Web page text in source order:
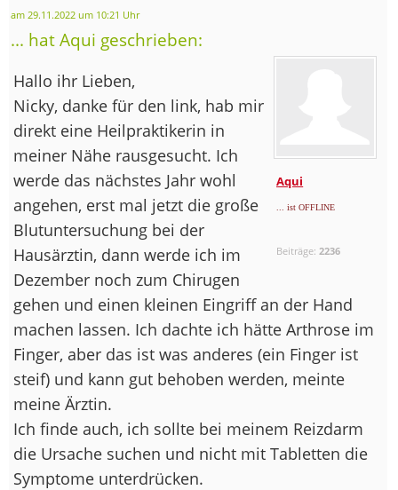
am 29.11.2022 um 10:21 Uhr
... hat Aqui geschrieben:
Aqui
... ist OFFLINE
Beiträge: 2236
Hallo ihr Lieben,
Nicky, danke für den link, hab mir
direkt eine Heilpraktikerin in
meiner Nähe rausgesucht. Ich
werde das nächstes Jahr wohl
angehen, erst mal jetzt die große
Blutuntersuchung bei der
Hausärztin, dann werde ich im
Dezember noch zum Chirugen
gehen und einen kleinen Eingriff an der Hand
machen lassen. Ich dachte ich hätte Arthrose im
Finger, aber das ist was anderes (ein Finger ist
steif) und kann gut behoben werden, meinte
meine Ärztin.
Ich finde auch, ich sollte bei meinem Reizdarm
die Ursache suchen und nicht mit Tabletten die
Symptome unterdrücken.